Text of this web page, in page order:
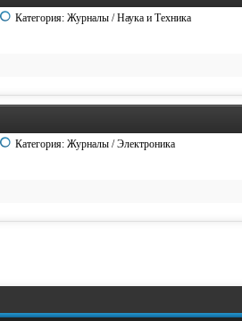
Категория:Журналы /Наука и Техника
Категория:Журналы /Электроника